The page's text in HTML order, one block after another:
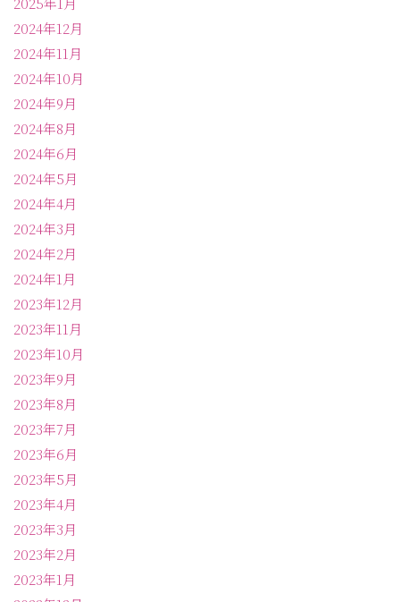
2024年12月
2024年11月
2024年10月
2024年9月
2024年8月
2024年6月
2024年5月
2024年4月
2024年3月
2024年2月
2024年1月
2023年12月
2023年11月
2023年10月
2023年9月
2023年8月
2023年7月
2023年6月
2023年5月
2023年4月
2023年3月
2023年2月
2023年1月